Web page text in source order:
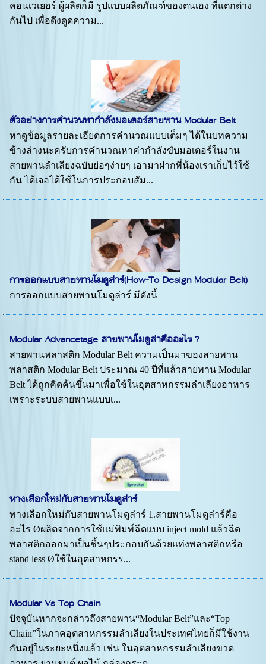
คอนเวเยอร์ ผู้ผลิตก็มี รูปแบบผลิตภัณฑ์ของตนเอง ที่แตกต่าง
กันไป เพื่อดึงดูดความ...
ตัวอย่างการคำนวนหากำลังมอเตอร์สายพาน Modular Belt
หาดูข้อมูลรายละเอียดการคำนวณแบบเต็มๆ ได้ในบทความ
ข้างล่างนะครับการคำนวณหาค่ากำลังขับมอเตอร์ในงาน
สายพานลำเลียงฉบับย่อๆง่ายๆ เอามาฝากพี่น้องเราเก็บไว้ใช้
กัน ได้เจอได้ใช้ในการประกอบสัม...
การออกแบบสายพานโมดูล่าร์(How-To Design Modular Belt)
การออกแบบสายพานโมดูล่าร์ มีดังนี้
Modular Advancetage สายพานโมดูล่าคืออะไร ?
สายพานพลาสติก Modular Belt ความเป็นมาของสายพาน
พลาสติก Modular Belt ประมาณ 40 ปีที่แล้วสายพาน Modular
Belt ได้ถูกคิดค้นขึ้นมาเพื่อใช้ในอุตสาหกรรมลำเลียงอาหาร
เพราะระบบสายพานแบบเ...
ทางเลือกใหม่กับสายพานโมดูล่าร์
ทางเลือกใหม่กับสายพานโมดูล่าร์ 1.สายพานโมดูล่าร์คือ
อะไร Øผลิตจากการใช้แม่พิมพ์ฉีดแบบ inject mold แล้วฉีด
พลาสติกออกมาเป็นชิ้นๆประกอบกันด้วยแท่งพลาสติกหรือ
stand less Øใช้ในอุตสาหกรร...
Modular Vs Top Chain
ปัจจุบันหากจะกล่าวถึงสายพาน“Modular Belt”และ“Top
Chain”ในภาคอุตสาหกรรมลำเลียงในประเทศไทยก็มีใช้งาน
กันอยู่ในระยะหนึ่งแล้ว เช่น ในอุตสาหกรรมลำเลียงขวด